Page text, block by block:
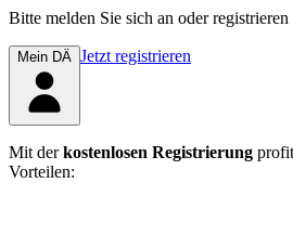
Bitte melden Sie sich an oder registrieren
Mein DÄ Jetzt registrieren
Mit derkostenlosen Registrierung
Vorteilen: